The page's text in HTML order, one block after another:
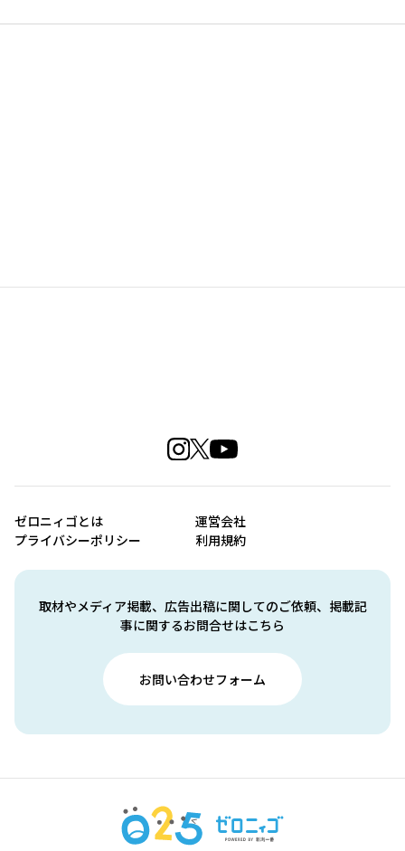
取材やメディア掲載、広告出稿に関してのご依頼、掲載記
事に関するお問合せはこちら
お問い合わせフォーム
ゼロニィゴとは
運営会社
プライバシーポリシー
利用規約